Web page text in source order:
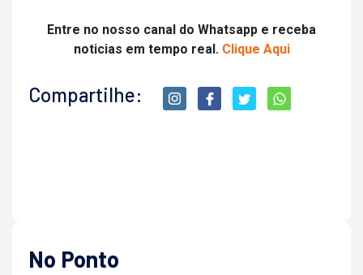
Entre no nosso canal do Whatsapp e receba
noticias em tempo real. Clique Aqui
Compartilhe:
No Ponto